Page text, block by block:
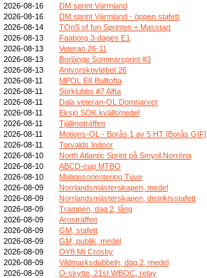
2026-08-16
DM sprint Värmland
2026-08-16
DM sprint Värmland - öppen stafett
2026-08-14
TOnS of fun Sprinten + Masstart
2026-08-13
Faaborg 3-dages E1
2026-08-13
Veteran 26-11
2026-08-13
Borlänge Sommarsprint #3
2026-08-13
Antvorskovløbet 26
2026-08-11
MPOL E8 Bulltofta
2026-08-11
Sörklubbs #7 Alfta
2026-08-11
Dala veteran-OL Domnarvet
2026-08-11
Eksjö SOK kvällsmedel
2026-08-11
Tjällmoträffen
2026-08-11
Motions-OL - Borås 1 av 5 HT [Borås GIF]
2026-08-11
Torvalds Indoor
2026-08-10
North Atlantic Sprint på Smyril Norröna
2026-08-10
ABCD-cup MTBO
2026-08-10
Motionsorientering Tuve
2026-08-09
Norrlandsmästerskapen, medel
2026-08-09
Norrlandsmästerskapen, distriktsstafett
2026-08-09
Trampen, dag 2, lång
2026-08-09
Arosträffen
2026-08-09
GM, stafett
2026-08-09
GM, publik, medel
2026-08-09
OY8 Mt Crosby
2026-08-09
Vildmarksdubbeln, dag 2, medel
2026-08-09
O-skytte, 21st WBOC, relay